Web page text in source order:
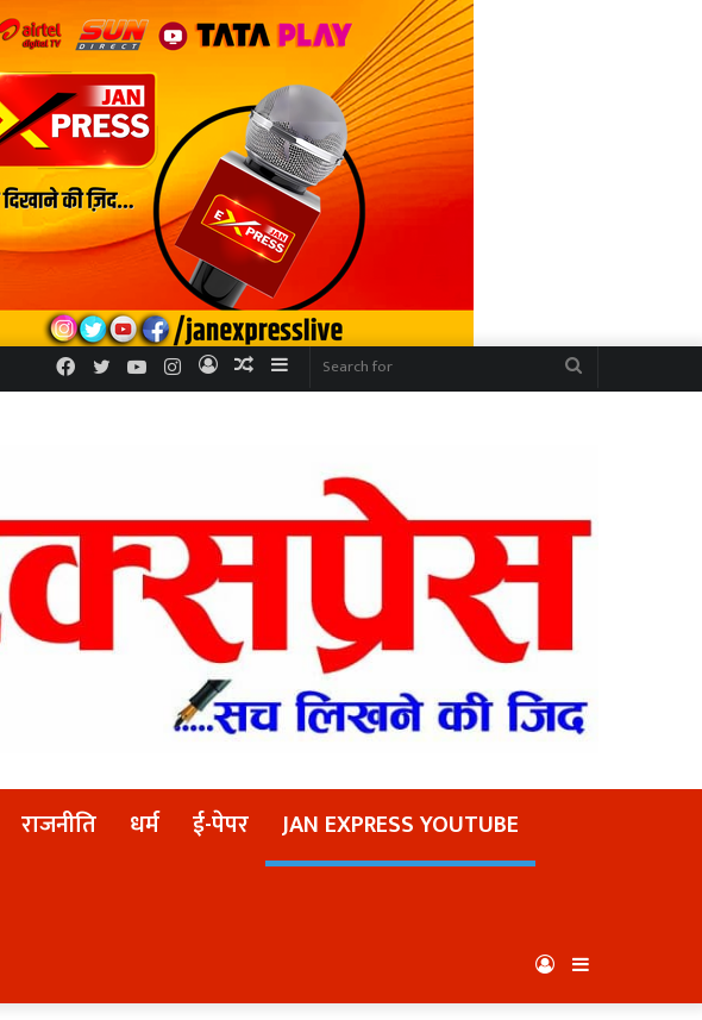
Sidebar
Random
Log
Instagram
YouTube
Twitter
Facebook
राजनीति धर्म ई-पेपर
JAN EXPRESS YOUTUBE
Log